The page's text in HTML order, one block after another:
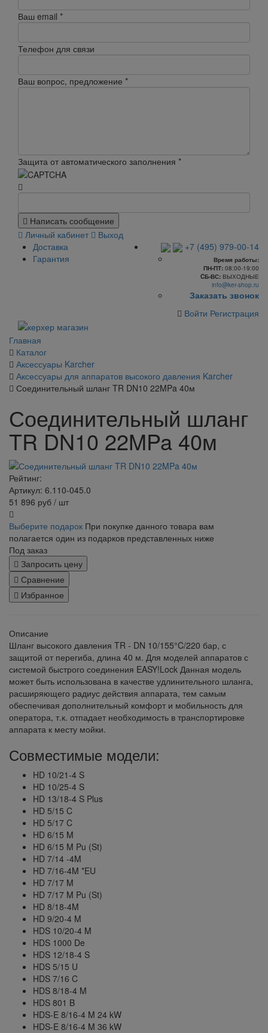
Ваш email *
Телефон для связи
Ваш вопрос, предложение *
Защита от автоматического заполнения *
Написать сообщение
Личный кабинет
Выход
Доставка
Гарантия
+7 (495) 979-00-14
Время работы:
ПН-ПТ:08:00-19:00
CБ-ВС:ВЫХОДНЫЕ
info@ker-shop.ru
Заказать звонок
Войти Регистрация
Главная
Каталог
Аксессуары Karcher
Аксессуары для аппаратов высокого давления Karcher
Соединительный шланг TR DN10 22MPa 40м
Соединительный шланг
TR DN10 22MPa 40м
Рейтинг:
Артикул: 6.110-045.0
51 896 руб / шт
Выберите подарок При покупке данного товара вам
полагается один из подарков представленных ниже
Под заказ
Запросить цену
Сравнение
Избранное
Описание
Шланг высокого давления TR - DN 10/155°C/220 бар, с
защитой от перегиба, длина 40 м. Для моделей аппаратов с
системой быстрого соединения EASY!Lock Данная модель
может быть использована в качестве удлинительного шланга,
расширяющего радиус действия аппарата, тем самым
обеспечивая дополнительный комфорт и мобильность для
оператора, т.к. отпадает необходимость в транспортировке
аппарата к месту мойки.
Совместимые модели:
HD 10/21-4 S
HD 10/25-4 S
HD 13/18-4 S Plus
HD 5/15 C
HD 5/17 C
HD 6/15 M
HD 6/15 M Pu (St)
HD 7/14 -4M
HD 7/16-4M *EU
HD 7/17 M
HD 7/17 M Pu (St)
HD 8/18-4M
HD 9/20-4 M
HDS 10/20-4 M
HDS 1000 De
HDS 12/18-4 S
HDS 5/15 U
HDS 7/16 C
HDS 8/18-4 M
HDS 801 B
HDS-E 8/16-4 M 24 kW
HDS-E 8/16-4 M 36 kW